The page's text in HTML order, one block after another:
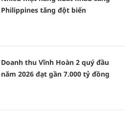
Philippines tăng đột biến
Doanh thu Vĩnh Hoàn 2 quý đầu
năm 2026 đạt gần 7.000 tỷ đồng